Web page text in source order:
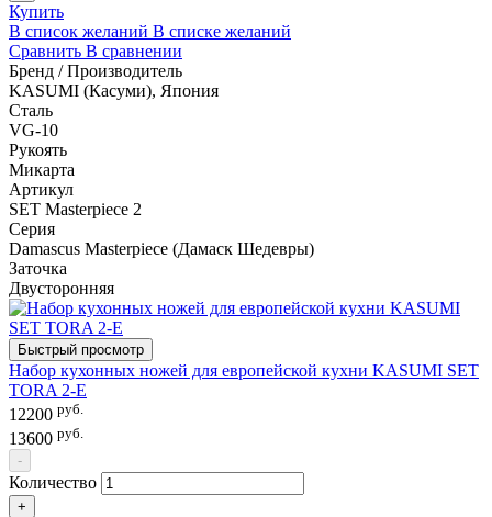
Купить
В список желаний В списке желаний
Сравнить В сравнении
Бренд / Производитель
KASUMI (Касуми), Япония
Сталь
VG-10
Рукоять
Микарта
Артикул
SET Masterpiece 2
Серия
Damascus Masterpiece (Дамаск Шедевры)
Заточка
Двусторонняя
Быстрый просмотр
Набор кухонных ножей для европейской кухни KASUMI SET
TORA 2-E
12200 руб.
13600 руб.
-
Количество
+